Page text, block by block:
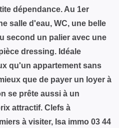
dépendance. Au 1er
salle d'eau, WC, une belle
second un palier avec une
dressing. Idéale
qu'un appartement sans
que de payer un loyer à
se prête aussi à un
attractif. Clefs à
à visiter, Isa immo 03 44